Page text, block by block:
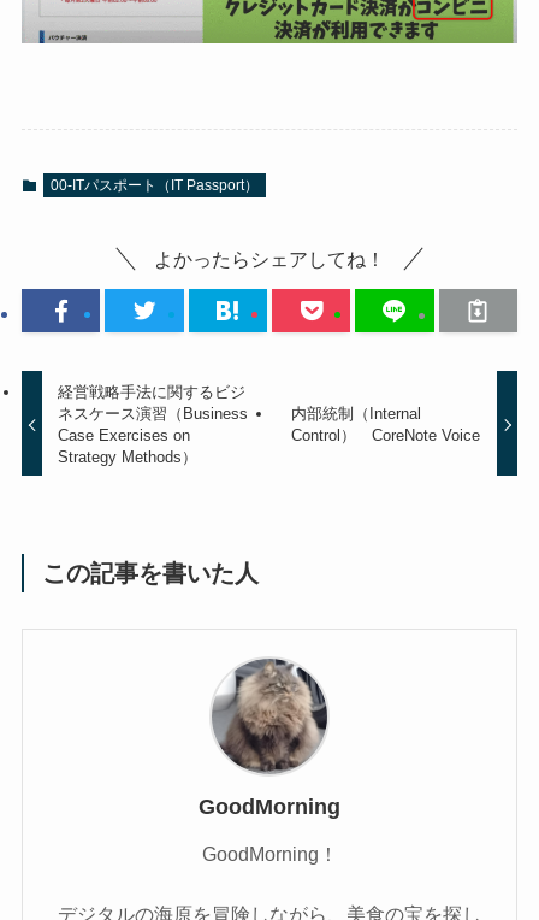
00-ITパスポート（IT Passport）
よかったらシェアしてね！
経営戦略手法に関するビジ
ネスケース演習（Business
Case Exercises on
Strategy Methods）
内部統制（Internal
Control） CoreNote Voice
この記事を書いた人
GoodMorning
GoodMorning！
デジタルの海原を冒険しながら、美食の宝を探し